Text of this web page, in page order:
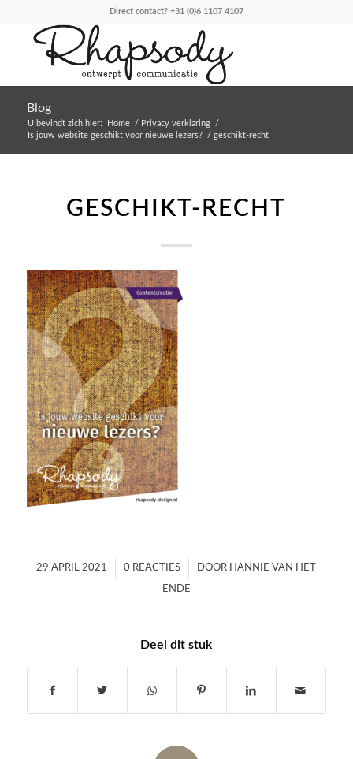
Direct contact? +31 (0)6 1107 4107
Blog
U bevindt zich hier: Home / Privacy verklaring
/
Is jouw website geschikt voor nieuwe lezers?
/ geschikt-recht
GESCHIKT-RECHT
29 APRIL 2021
/ 0 REACTIES
/ DOOR HANNIE VAN HET
ENDE
Deel dit stuk